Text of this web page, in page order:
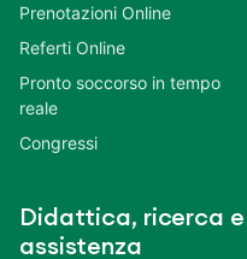
Prenotazioni Online
Referti Online
Pronto soccorso in tempo
reale
Congressi
Didattica, ricerca e
assistenza